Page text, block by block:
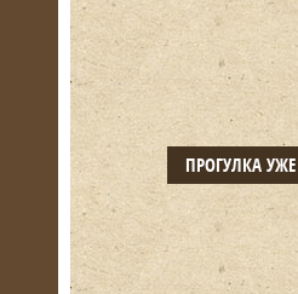
ПРОГУЛКА